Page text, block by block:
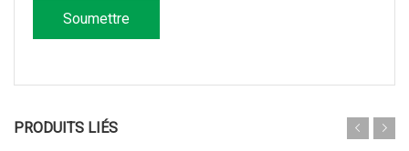
PRODUITS LIÉS